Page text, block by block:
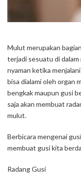
Mulut merupakan
terjadi sesuatu di
nyaman ketika
bisa dialami oleh organ
bengkak maupun gusi
saja akan membuat
mulut.
Berbicara mengenai
membuat gusi kita
Radang Gusi